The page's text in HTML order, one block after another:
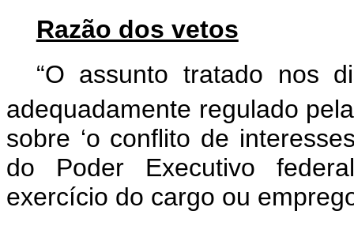
Razão dos vetos
“O assunto tratado nos
adequadamente regulado
sobre ‘o conflito de
do Poder Executivo
exercício do cargo ou